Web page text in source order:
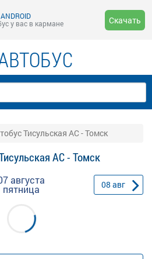
у вас в кармане
Скачать
Тисульская АС - Томск
АС - Томск
августа
пятница 08 авг